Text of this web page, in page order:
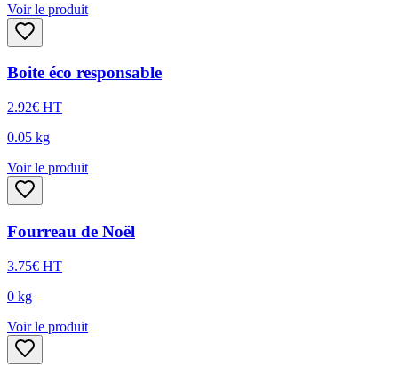
Voir le produit
Boite éco responsable
2.92€ HT
0.05 kg
Voir le produit
Fourreau de Noël
3.75€ HT
0 kg
Voir le produit